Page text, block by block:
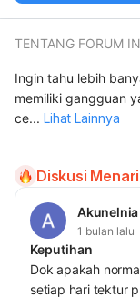
Diskusi
1 bulan lalu
Keputihan
Dok apakah
setiap hari tektur
TENTANG FORUM
Ingin tahu lebih
memiliki gangguan
ce... Lihat Lainnya